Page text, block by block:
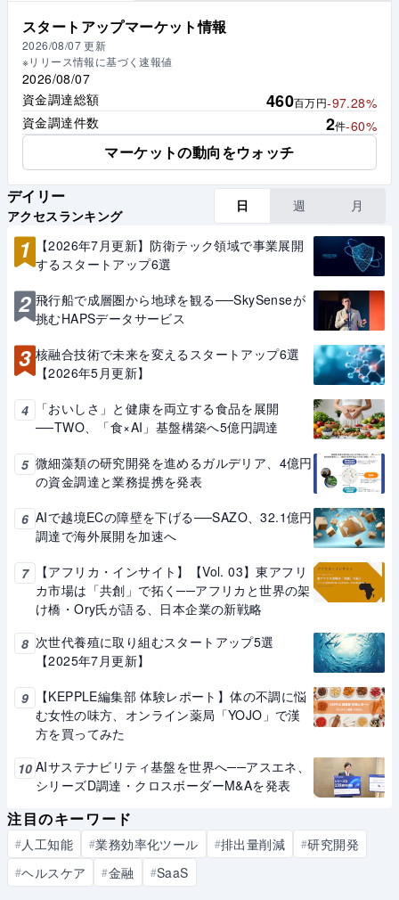
スタートアップマーケット情報
2026/08/07 更新
※リリース情報に基づく速報値
2026/08/07
資金調達総額
460百万円-97.28%
資金調達件数
2件-60%
マーケットの動向をウォッチ
デイリー
アクセスランキング
日 週 月
1
【2026年7月更新】防衛テック領域で事業展開
するスタートアップ6選
2 飛行船で成層圏から地球を観る──SkySenseが
挑むHAPSデータサービス
3 核融合技術で未来を変えるスタートアップ6選
【2026年5月更新】
4
「おいしさ」と健康を両立する食品を展開
──TWO、「食×AI」基盤構築へ5億円調達
5 微細藻類の研究開発を進めるガルデリア、4億円
の資金調達と業務提携を発表
6 AIで越境ECの障壁を下げる──SAZO、32.1億円
調達で海外展開を加速へ
7
【アフリカ・インサイト】【Vol. 03】東アフリ
カ市場は「共創」で拓く──アフリカと世界の架
け橋・Ory氏が語る、日本企業の新戦略
8 次世代養殖に取り組むスタートアップ5選
【2025年7月更新】
9
【KEPPLE編集部 体験レポート】体の不調に悩
む女性の味方、オンライン薬局「YOJO」で漢
方を買ってみた
10 AIサステナビリティ基盤を世界へ──アスエネ、
シリーズD調達・クロスボーダーM&Aを発表
注目のキーワード
#人工知能 #業務効率化ツール #排出量削減 #研究開発
#ヘルスケア #金融 #SaaS